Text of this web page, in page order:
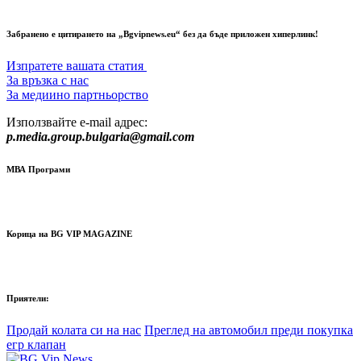
Забранено е цитирането на „Bgvipnews.eu“ без да бъде приложен хиперлинк!
Изпратете вашата статия
За връзка с нас
За медиино партньорство
Използвайте e-mail адрес:
p.media.group.bulgaria@gmail.com
МВА Програми
Корица на BG VIP MAGAZINE
Приятели:
Продай колата си на нас Преглед на автомобил преди покупка
егр клапан